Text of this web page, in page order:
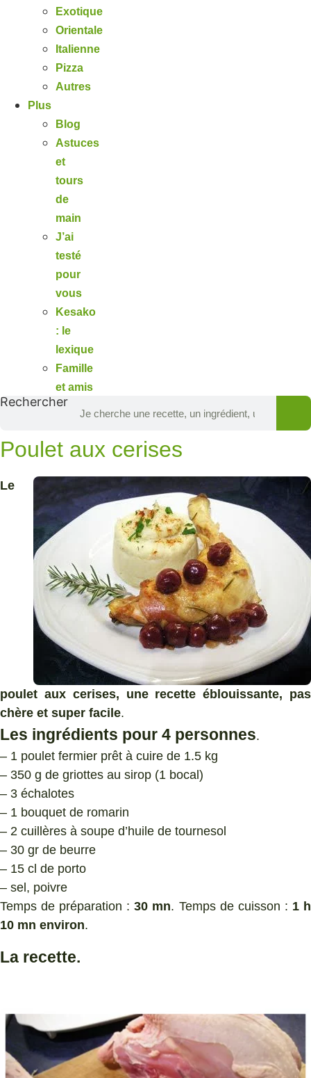
Exotique
Orientale
Italienne
Pizza
Autres
Plus
Blog
Astuces
et
tours
de
main
J’ai
testé
pour
vous
Kesako
: le
lexique
Famille
et amis
Rechercher
Poulet aux cerises
Le
poulet aux cerises, une recette éblouissante, pas
chère et super facile.
Les ingrédients pour 4 personnes.
– 1 poulet fermier prêt à cuire de 1.5 kg
– 350 g de griottes au sirop (1 bocal)
– 3 échalotes
– 1 bouquet de romarin
– 2 cuillères à soupe d’huile de tournesol
– 30 gr de beurre
– 15 cl de porto
– sel, poivre
Temps de préparation :30 mn. Temps de cuisson : 1 h
10 mn environ.
La recette.